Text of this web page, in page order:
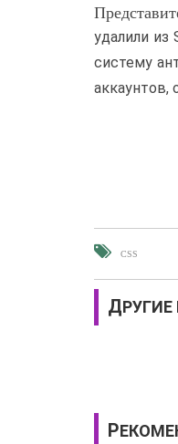
удалили из
систему
аккаунтов,
CSS